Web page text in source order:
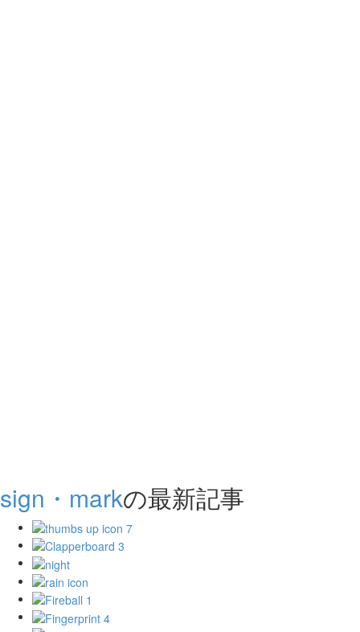
sign・markの最新記事